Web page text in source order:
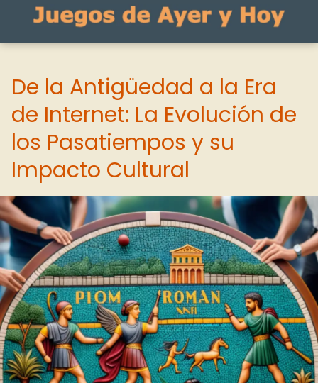
De la Antigüedad a la Era
de Internet: La Evolución de
los Pasatiempos y su
Impacto Cultural